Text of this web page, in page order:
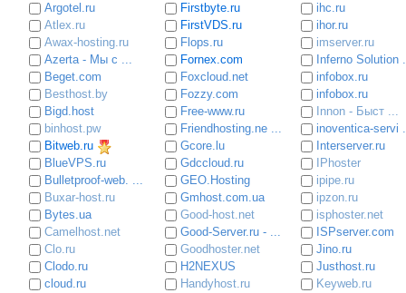
Argotel.ru
Atlex.ru
Awax-hosting.ru
Azerta - Мы с ...
Beget.com
Besthost.by
Bigd.host
binhost.pw
Bitweb.ru
BlueVPS.ru
Bulletproof-web. ...
Buxar-host.ru
Bytes.ua
Camelhost.net
Clo.ru
Clodo.ru
cloud.ru
Firstbyte.ru
FirstVDS.ru
Flops.ru
Fornex.com
Foxcloud.net
Fozzy.com
Free-www.ru
Friendhosting.ne ...
Gcore.lu
Gdccloud.ru
GEO.Hosting
Gmhost.com.ua
Good-host.net
Good-Server.ru - ...
Goodhoster.net
H2NEXUS
Handyhost.ru
ihc.ru
ihor.ru
imserver.ru
Inferno Solution
infobox.ru
infobox.ru
Innon - Быст ...
inoventica-servi
Interserver.ru
IPhoster
ipipe.ru
ipzon.ru
isphoster.net
ISPserver.com
Jino.ru
Justhost.ru
Keyweb.ru